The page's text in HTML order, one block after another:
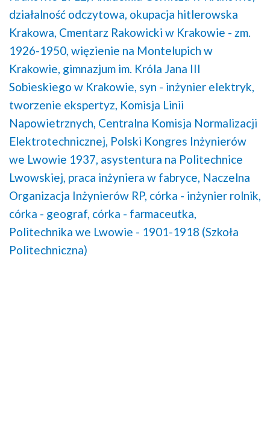
działalność odczytowa, okupacja hitlerowska
Krakowa, Cmentarz Rakowicki w Krakowie - zm.
1926-1950, więzienie na Montelupich w
Krakowie, gimnazjum im. Króla Jana III
Sobieskiego w Krakowie, syn - inżynier elektryk,
tworzenie ekspertyz, Komisja Linii
Napowietrznych, Centralna Komisja Normalizacji
Elektrotechnicznej, Polski Kongres Inżynierów
we Lwowie 1937, asystentura na Politechnice
Lwowskiej, praca inżyniera w fabryce, Naczelna
Organizacja Inżynierów RP, córka - inżynier rolnik,
córka - geograf, córka - farmaceutka,
Politechnika we Lwowie - 1901-1918 (Szkoła
Politechniczna)